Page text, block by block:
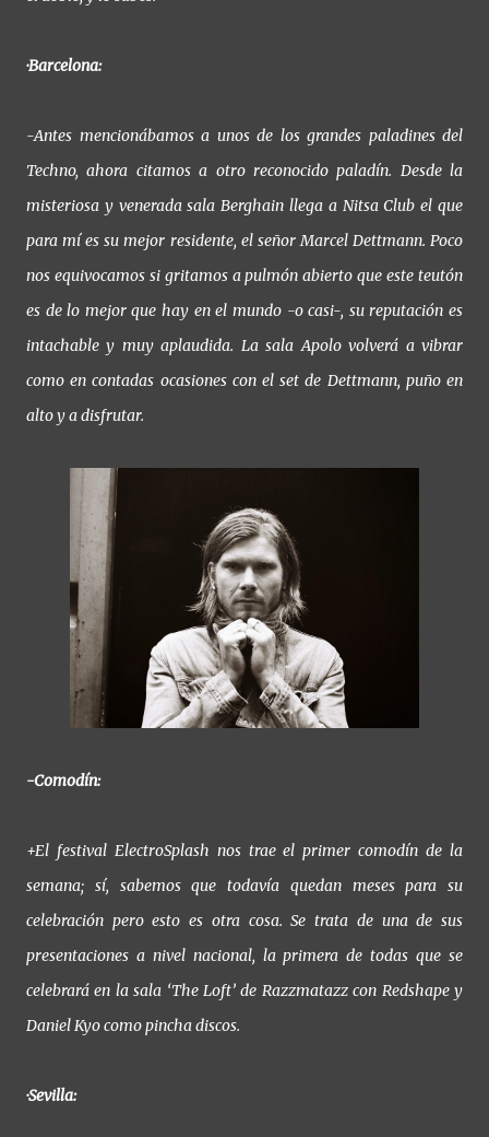
·Barcelona:
-Antes mencionábamos a unos de los grandes paladines del
Techno, ahora citamos a otro reconocido paladín. Desde la
misteriosa y venerada sala Berghain llega a Nitsa Club el que
para mí es su mejor residente, el señor Marcel Dettmann. Poco
nos equivocamos si gritamos a pulmón abierto que este teutón
es de lo mejor que hay en el mundo -o casi-, su reputación es
intachable y muy aplaudida. La sala Apolo volverá a vibrar
como en contadas ocasiones con el set de Dettmann, puño en
alto y a disfrutar.
-Comodín:
+El festival ElectroSplash nos trae el primer comodín de la
semana; sí, sabemos que todavía quedan meses para su
celebración pero esto es otra cosa. Se trata de una de sus
presentaciones a nivel nacional, la primera de todas que se
celebrará en la sala ‘The Loft’ de Razzmatazz con Redshape y
Daniel Kyo como pincha discos.
·Sevilla: